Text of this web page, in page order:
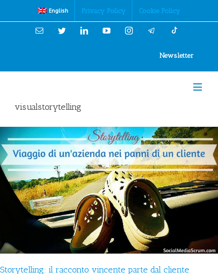
English Privacy Policy Cookie Policy
Email TwitterLinkedinYouTubeInstagram
Newsletter
visualstorytelling
Storytelling: il racconto vincente parte dal cliente
Cookies Policy